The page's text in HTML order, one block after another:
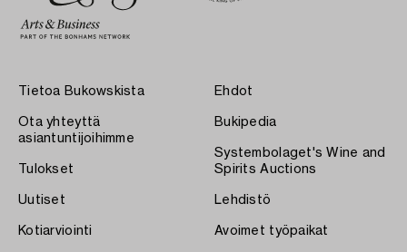
Tietoa Bukowskista
Ota yhteyttä
asiantuntijoihimme
Tulokset
Uutiset
Kotiarviointi
Ehdot
Bukipedia
Systembolaget's Wine and
Spirits Auctions
Lehdistö
Avoimet työpaikat